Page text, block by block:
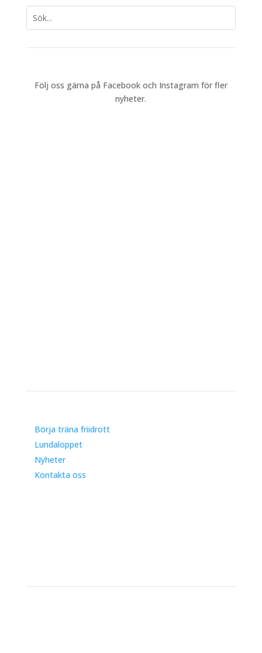
Följ oss gärna på Facebook och Instagram för fler
nyheter.
Börja träna friidrott
Lundaloppet
Nyheter
Kontakta oss